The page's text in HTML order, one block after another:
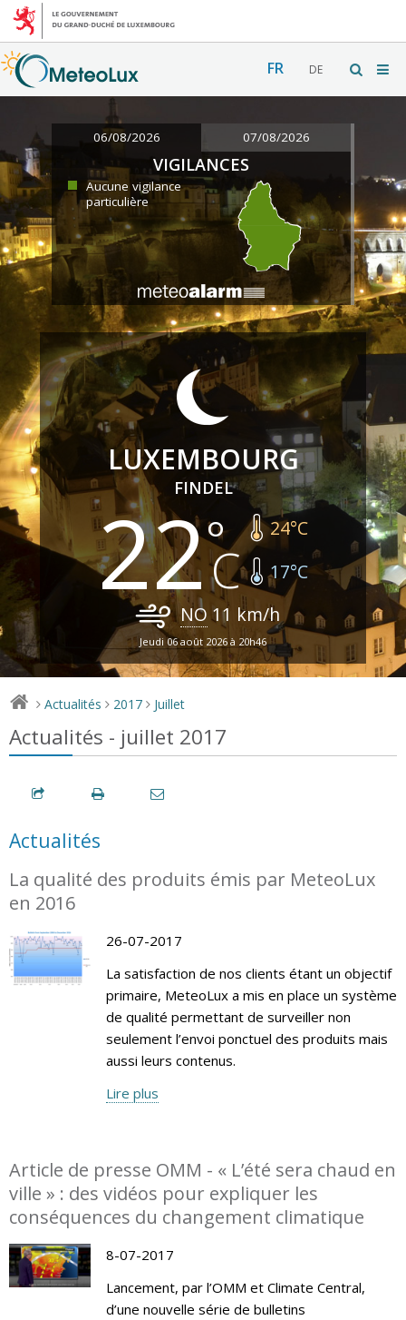
FR DE
06/08/2026 07/08/2026
VIGILANCES
Aucune vigilance
particulière
LUXEMBOURG
FINDEL
22 24°C
17°C
NO 11 km/h
Jeudi 06 août 2026 à 20h46
> Actualités > 2017 > Juillet
Actualités - juillet 2017
Actualités
La qualité des produits émis par MeteoLux
en 2016
26-07-2017
La satisfaction de nos clients étant un objectif
primaire, MeteoLux a mis en place un système
de qualité permettant de surveiller non
seulement l’envoi ponctuel des produits mais
aussi leurs contenus.
Lire plus
Article de presse OMM - « L’été sera chaud en
ville » : des vidéos pour expliquer les
conséquences du changement climatique
8-07-2017
Lancement, par l’OMM et Climate Central,
d’une nouvelle série de bulletins